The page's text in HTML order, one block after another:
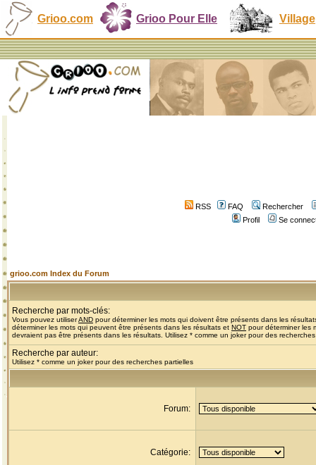
Grioo.com Grioo Pour Elle Village
RSS FAQ
Rechercher
Profil
Se
grioo.com Index du Forum
Recherche par mots-clés:
Vous pouvez utiliserAND pour déterminer les mots qui doivent être présents dans les
déterminer les mots qui peuvent être présents dans les résultats et NOT pour déterminer les
devraient pas être présents dans les résultats. Utilisez * comme un joker pour des
Recherche par auteur:
Utilisez * comme un joker pour des recherches partielles
Forum:
Catégorie: